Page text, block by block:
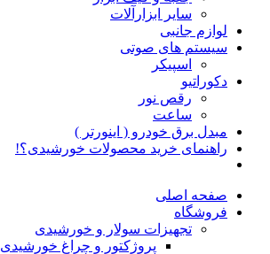
سایر ابزارآلات
لوازم جانبی
سیستم های صوتی
اسپیکر
دکوراتیو
رقص نور
ساعت
مبدل برق خودرو ( اینورتر )
راهنمای خرید محصولات خورشیدی؟!
صفحه اصلی
فروشگاه
تجهیزات سولار و خورشیدی
پروژکتور و چراغ خورشیدی